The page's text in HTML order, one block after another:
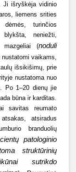
Ji išryškėja vidinio
liemens srities
turinčios
neniežti,
mazgeliai (noduli
vaikams,
išsikišimų, prie
nustatoma nuo
Po 1–20 dienų jie
būna ir karditas.
savitas reumato
atsiradus
branduolių
patologinio
struktūrinių
sutrikdo